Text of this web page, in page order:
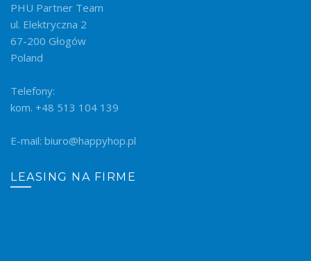
PHU Partner Team
ul. Elektryczna 2
67-200 Głogów
Poland
Telefony:
kom. +48 513 104 139
E-mail: biuro@happyhop.pl
LEASING NA FIRME